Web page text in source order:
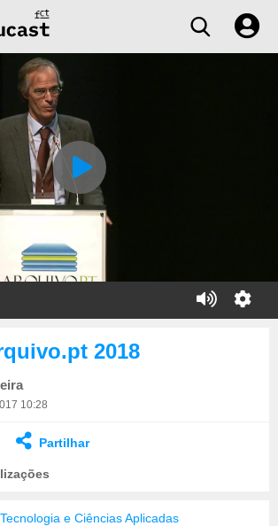
2018
10:28
Partilhar
Tecnologia e Ciências Aplicadas